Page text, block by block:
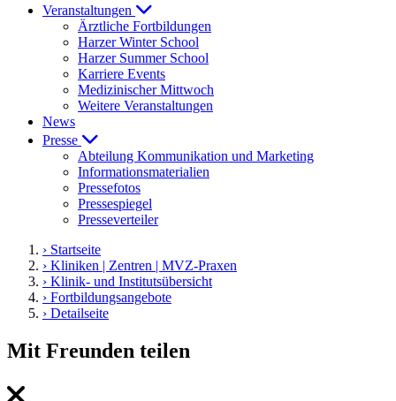
Veranstaltungen
Ärztliche Fortbildungen
Harzer Winter School
Harzer Summer School
Karriere Events
Medizinischer Mittwoch
Weitere Veranstaltungen
News
Presse
Abteilung Kommunikation und Marketing
Informationsmaterialien
Pressefotos
Pressespiegel
Presseverteiler
› Startseite
› Kliniken | Zentren | MVZ-Praxen
› Klinik- und Institutsübersicht
› Fortbildungsangebote
› Detailseite
Mit Freunden teilen